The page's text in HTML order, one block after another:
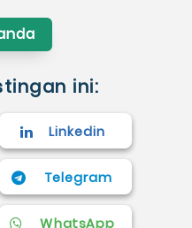
ini:
Linkedin
Telegram
WhatsApp